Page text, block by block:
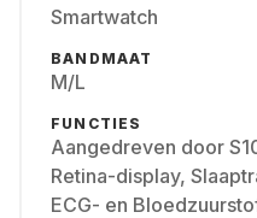
Smartwatch
BANDMAAT
M/L
FUNCTIES
Aangedreven door
Retina-display,
ECG- en